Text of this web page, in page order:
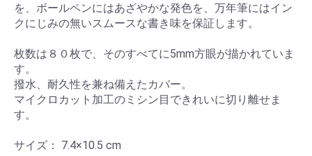
を、ボールペンにはあざやかな発色を、万年筆にはイン
クにじみの無いスムースな書き味を保証します。
枚数は８０枚で、そのすべてに5mm方眼が描かれていま
す。
撥水、耐久性を兼ね備えたカバー。
マイクロカット加工のミシン目できれいに切り離せま
す。
サイズ： 7.4×10.5 cm